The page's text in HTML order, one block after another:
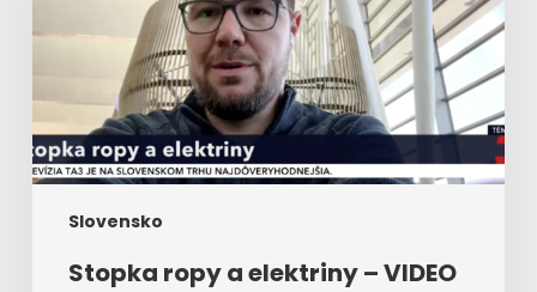
Slovensko
Stopka ropy a elektriny – VIDEO